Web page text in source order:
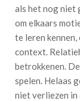
als het nog niet
om elkaars
te leren
context.
betrokkenen.
spelen. Helaas
niet verliezen in